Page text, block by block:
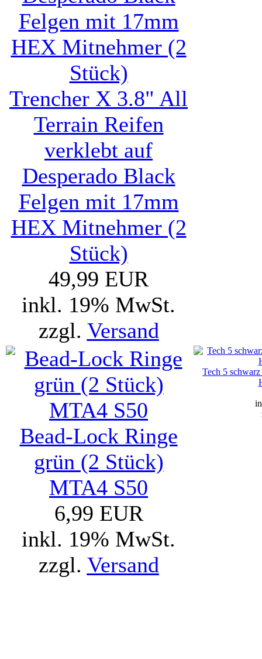
Trencher X 3.8" All
Terrain Reifen
verklebt auf
Desperado Black
Felgen mit 17mm
HEX Mitnehmer (2
Stück)
49,99 EUR
inkl. 19% MwSt.
zzgl. Versand
Bead-Lock Ringe
grün (2 Stück)
MTA4 S50
6,99 EUR
inkl. 19% MwSt.
zzgl. Versand
Tech 5